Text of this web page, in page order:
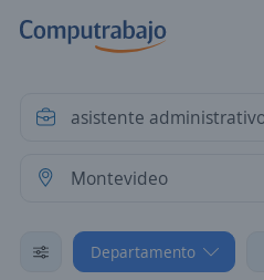
Departamento